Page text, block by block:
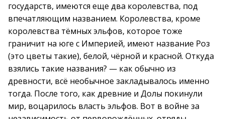
государств, имеются еще два королевства, под
впечатляющим названием. Королевства, кроме
королевства тёмных эльфов, которое тоже
граничит на юге с Империей, имеют название Роз
(это цветы такие), белой, чёрной и красной. Откуда
взялись такие названия? — как обычно из
древности, всё необычное закладывалось именно
тогда. После того, как древние и Долы покинули
мир, воцарилось власть эльфов. Вот в войне за